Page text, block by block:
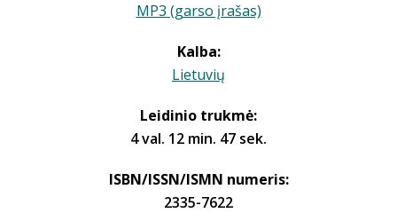
MP3 (garso įrašas)
Kalba:
Lietuvių
Leidinio trukmė:
4 val. 12 min. 47 sek.
ISBN/ISSN/ISMN numeris:
2335-7622